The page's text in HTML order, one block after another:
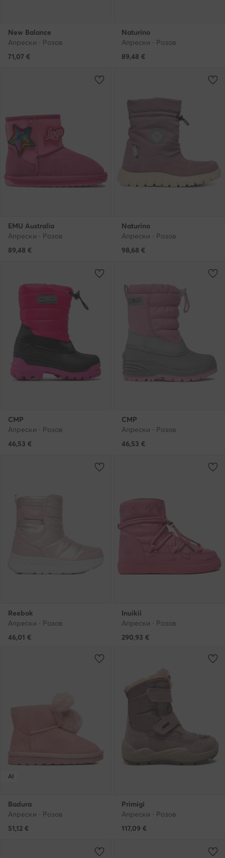
New Balance
Апрески · Розов
71,07 €
Naturino
Апрески · Розов
89,48 €
EMU Australia
Апрески · Розов
89,48 €
Naturino
Апрески · Розов
98,68 €
CMP
Апрески · Розов
46,53 €
CMP
Апрески · Розов
46,53 €
Reebok
Апрески · Розов
46,01 €
Inuikii
Апрески · Розов
290,93 €
AI
Badura
Апрески · Розов
51,12 €
Primigi
Апрески · Розов
117,09 €